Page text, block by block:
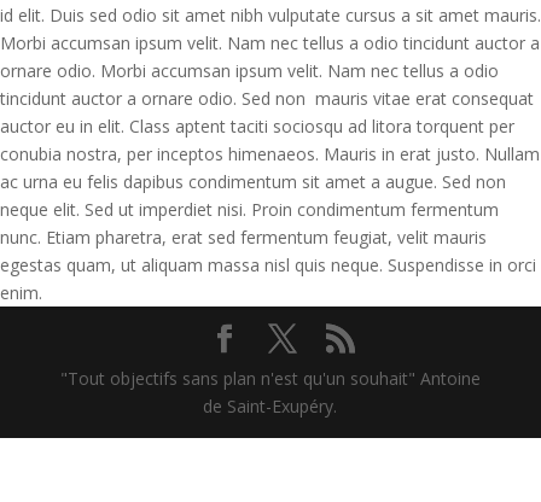
id elit. Duis sed odio sit amet nibh vulputate cursus a sit amet mauris.
Morbi accumsan ipsum velit. Nam nec tellus a odio tincidunt auctor a
ornare odio. Morbi accumsan ipsum velit. Nam nec tellus a odio
tincidunt auctor a ornare odio. Sed non mauris vitae erat consequat
auctor eu in elit. Class aptent taciti sociosqu ad litora torquent per
conubia nostra, per inceptos himenaeos. Mauris in erat justo. Nullam
ac urna eu felis dapibus condimentum sit amet a augue. Sed non
neque elit. Sed ut imperdiet nisi. Proin condimentum fermentum
nunc. Etiam pharetra, erat sed fermentum feugiat, velit mauris
egestas quam, ut aliquam massa nisl quis neque. Suspendisse in orci
enim.
"Tout objectifs sans plan n'est qu'un souhait" Antoine
de Saint-Exupéry.